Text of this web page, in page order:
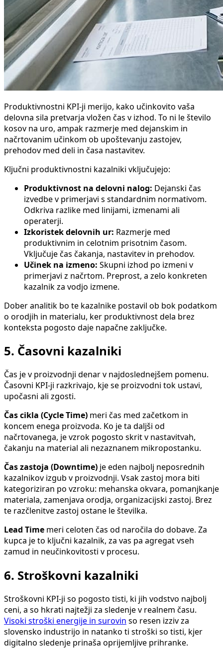
Produktivnostni KPI-ji merijo, kako učinkovito vaša
delovna sila pretvarja vložen čas v izhod. To ni le število
kosov na uro, ampak razmerje med dejanskim in
načrtovanim učinkom ob upoštevanju zastojev,
prehodov med deli in časa nastavitev.
Ključni produktivnostni kazalniki vključujejo:
Produktivnost na delovni nalog: Dejanski čas
izvedbe v primerjavi s standardnim normativom.
Odkriva razlike med linijami, izmenami ali
operaterji.
Izkoristek delovnih ur: Razmerje med
produktivnim in celotnim prisotnim časom.
Vključuje čas čakanja, nastavitev in prehodov.
Učinek na izmeno: Skupni izhod po izmeni v
primerjavi z načrtom. Preprost, a zelo konkreten
kazalnik za vodjo izmene.
Dober analitik bo te kazalnike postavil ob bok podatkom
o orodjih in materialu, ker produktivnost dela brez
konteksta pogosto daje napačne zaključke.
5. Časovni kazalniki
Čas je v proizvodnji denar v najdoslednejšem pomenu.
Časovni KPI-ji razkrivajo, kje se proizvodni tok ustavi,
upočasni ali zgosti.
Čas cikla (Cycle Time) meri čas med začetkom in
koncem enega proizvoda. Ko je ta daljši od
načrtovanega, je vzrok pogosto skrit v nastavitvah,
čakanju na material ali nezaznanem mikropostanku.
Čas zastoja (Downtime) je eden najbolj neposrednih
kazalnikov izgub v proizvodnji. Vsak zastoj mora biti
kategoriziran po vzroku: mehanska okvara, pomanjkanje
materiala, zamenjava orodja, organizacijski zastoj. Brez
te razčlenitve zastoj ostane le številka.
Lead Time meri celoten čas od naročila do dobave. Za
kupca je to ključni kazalnik, za vas pa agregat vseh
zamud in neučinkovitosti v procesu.
6. Stroškovni kazalniki
Stroškovni KPI-ji so pogosto tisti, ki jih vodstvo najbolj
ceni, a so hkrati najtežji za sledenje v realnem času.
Visoki stroški energije in surovin so resen izziv za
slovensko industrijo in natanko ti stroški so tisti, kjer
digitalno sledenje prinaša oprijemljive prihranke.